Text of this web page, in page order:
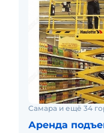
Самара и ещё 34
Аренда